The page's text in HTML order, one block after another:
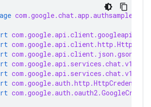
com.google.chat.app.authsample